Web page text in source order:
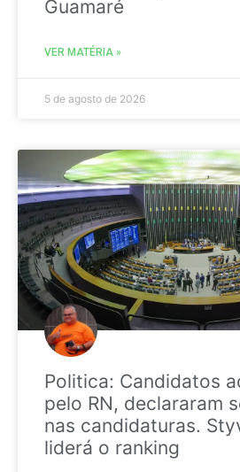
Guamaré
VER MATÉRIA »
5 de agosto de 2026
Politica: Candidatos
pelo RN, declararam
nas candidaturas.
liderá o ranking